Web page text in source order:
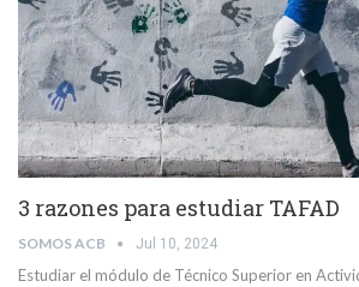
3 razones para estudiar TAFAD
SOMOS ACB Jul 10, 2024
Estudiar el módulo de Técnico Superior en